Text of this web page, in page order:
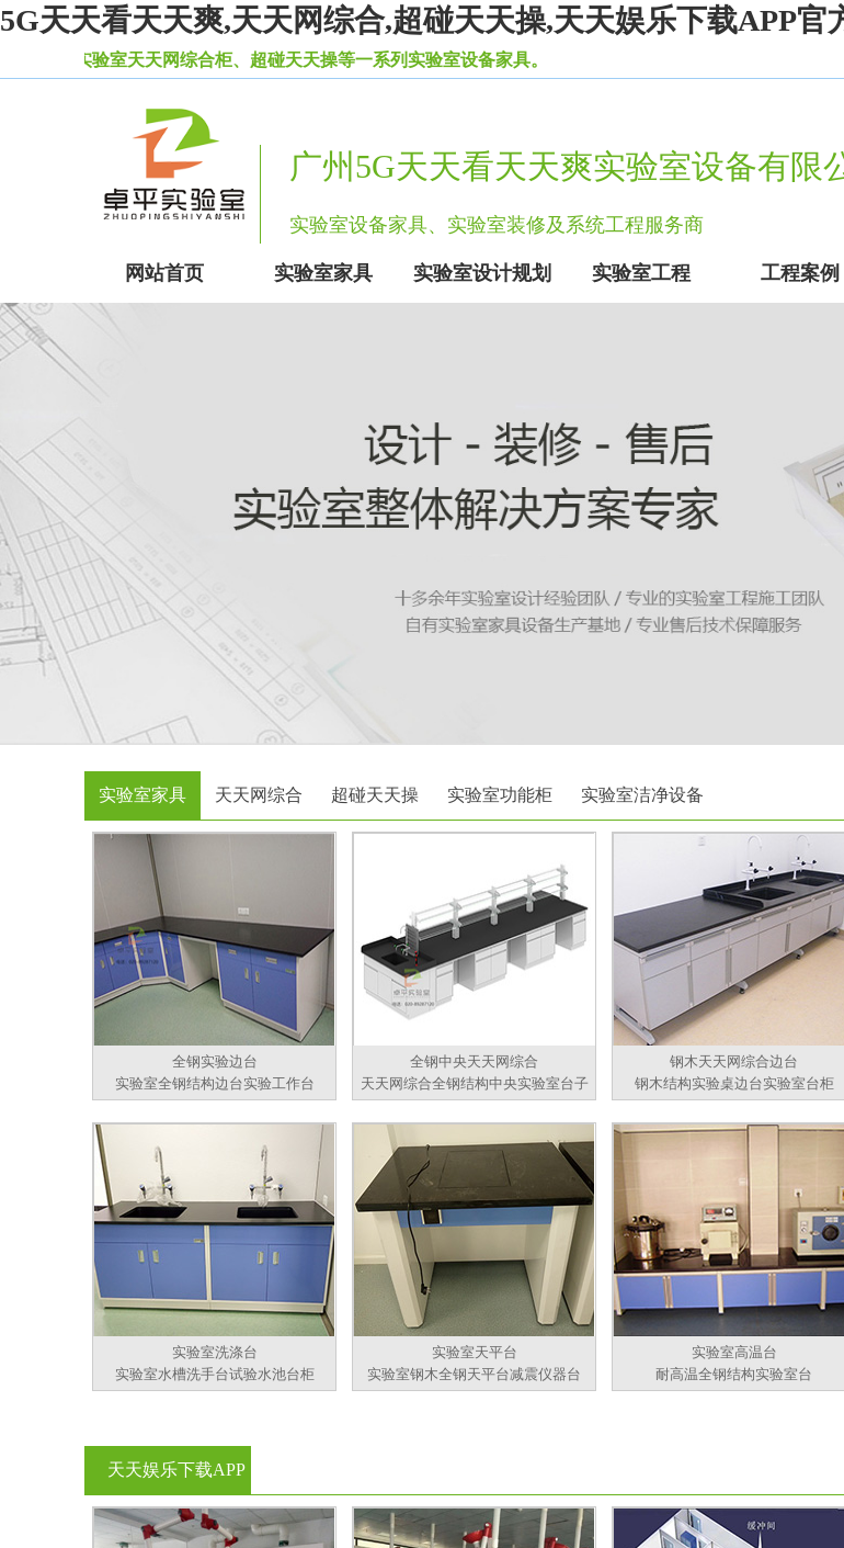
5G天天看天天爽,天天网综合,超碰天天操,天天娱乐下载APP官
综合柜、超碰天天操等一系列实验室设备家具。
广州5G天天看天天爽实验室设备有限
实验室设备家具、实验室装修及系统工程服务商
网站首页 实验室家具 实验室设计规划 实验室工程 工程案例
实验室家具 天天网综合 超碰天天操 实验室功能柜 实验室洁净设备
全钢实验边台
实验室全钢结构边台实验工作台
全钢中央天天网综合
天天网综合全钢结构中央实验室台子
钢木天天网综合边台
钢木结构实验桌边台实验室台柜
实验室洗涤台
实验室水槽洗手台试验水池台柜
实验室天平台
实验室钢木全钢天平台减震仪器台
实验室高温台
耐高温全钢结构实验室台
天天娱乐下载APP
官方看黄片